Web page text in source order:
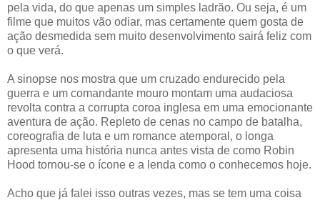
pela vida, do que apenas um simples ladrão. Ou seja, é um
filme que muitos vão odiar, mas certamente quem gosta de
ação desmedida sem muito desenvolvimento sairá feliz com
o que verá.
A sinopse nos mostra que um cruzado endurecido pela
guerra e um comandante mouro montam uma audaciosa
revolta contra a corrupta coroa inglesa em uma emocionante
aventura de ação. Repleto de cenas no campo de batalha,
coreografia de luta e um romance atemporal, o longa
apresenta uma história nunca antes vista de como Robin
Hood tornou-se o ícone e a lenda como o conhecemos hoje.
Acho que já falei isso outras vezes, mas se tem uma coisa